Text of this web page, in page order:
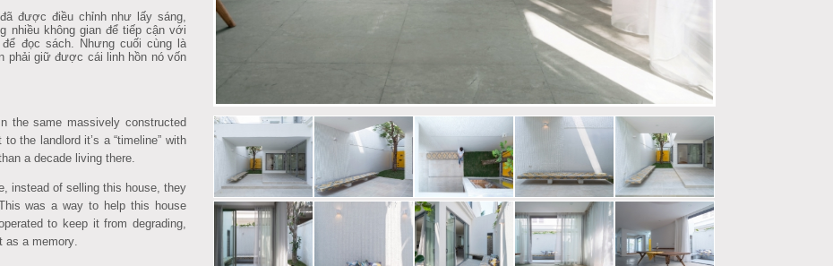
được điều chỉnh như lấy sáng,
nhiều không gian để tiếp cận với
đọc sách. Nhưng cuối cùng là
phải giữ được cái linh hồn nó vốn
the same massively constructed
the landlord it’s a “timeline” with
a decade living there.
instead of selling this house, they
was a way to help this house
to keep it from degrading,
as a memory.